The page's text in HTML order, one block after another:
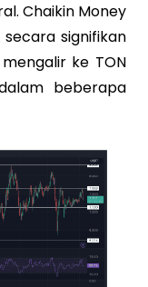
Chaikin Money
signifikan
ke TON
beberapa